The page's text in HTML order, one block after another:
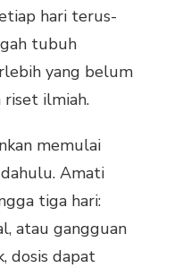
hari terus-
tubuh
yang belum
riset ilmiah.
memulai
Amati
tiga hari:
atau gangguan
dosis dapat